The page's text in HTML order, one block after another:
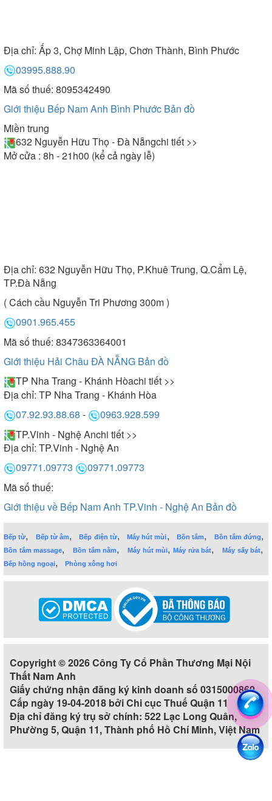
Địa chỉ: Ấp 3, Chợ Minh Lập, Chơn Thành, Bình Phước
03995.888.90
Mã số thuế: 8095342490
Giới thiệu Bếp Nam Anh Bình Phước Bản đồ
Miền trung
632 Nguyễn Hữu Thọ - Đà Nẵngchi tiết >>
Mở cửa : 8h - 21h00 (kể cả ngày lễ)
Địa chỉ: 632 Nguyễn Hữu Thọ, P.Khuê Trung, Q.Cẩm Lệ,
TP.Đà Nẵng
( Cách cầu Nguyễn Tri Phương 300m )
0901.965.455
Mã số thuế: 8347363364001
Giới thiệu Hải Châu ĐÀ NẴNG Bản đồ
TP Nha Trang - Khánh Hòachi tiết >>
Địa chỉ: TP Nha Trang - Khánh Hòa
07.92.93.88.68 -
0963.928.599
TP.Vinh - Nghệ Anchi tiết >>
Địa chỉ: TP.Vinh - Nghệ An
09771.09773
09771.09773
Mã số thuế:
Giới thiệu về Bếp Nam Anh TP.Vinh - Nghệ An Bản đồ
Bếp từ, Bếp từ âm,Bếp điện từ,Máy hút mùi, Bồn tắm, Bồn tắm đứng,
Bồn tắm massage,Bồn tắm nằm,Máy hút mùi,Máy rửa bát,Máy sấy bát,
Bếp hồng ngoại, Phòng xông hơi
Copyright © 2026 Công Ty Cổ Phần Thương Mại Nội
Thất Nam Anh
Giấy chứng nhận đăng ký kinh doanh số 0315000860
Cấp ngày 19-04-2018 bởi Chi cục Thuế Quận 11
Địa chỉ đăng ký trụ sở chính: 522 Lạc Long Quân,
Phường 5, Quận 11, Thành phố Hồ Chí Minh, Việt Nam